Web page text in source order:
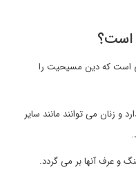
است؟
است که دین مسیحیت را
و زنان می توانند مانند سایر
و عرف آنها بر می گردد.